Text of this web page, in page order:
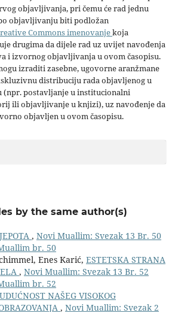
objavljivanja, pri čemu će rad jednu
objavljivanju biti podložan
Commons imenovanjekoja
drugima da dijele rad uz uvijet navođenja
i izvornog objavljivanja u ovom časopisu.
izraditi zasebne, ugovorne aranžmane
distribuciju rada objavljenog u
(npr. postavljanje u institucionalni
ili objavljivanje u knjizi), uz navođenje da
objavljen u ovom časopisu.
by the same author(s)
, Novi Muallim: Svezak 13 Br. 50
br. 50
Enes Karić, ESTETSKA STRANA
, Novi Muallim: Svezak 13 Br. 52
br. 52
NAŠEG VISOKOG
, Novi Muallim: Svezak 2